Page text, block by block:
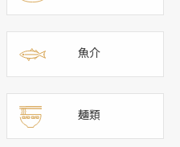
魚介
麺類